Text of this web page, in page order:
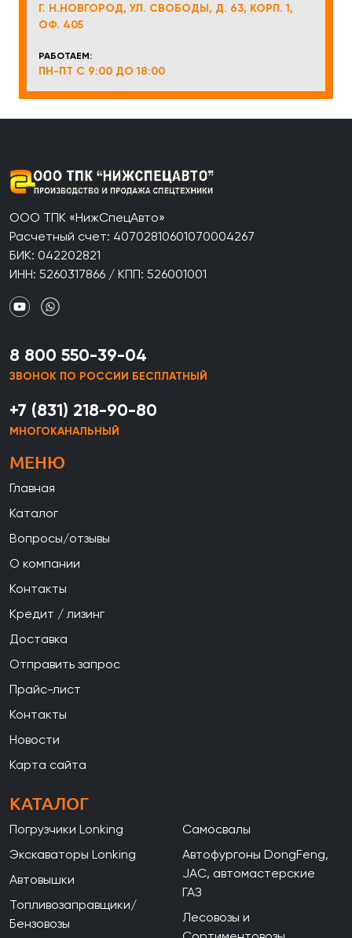
Г. Н.НОВГОРОД, УЛ. СВОБОДЫ, Д. 63, КОРП. 1,
ОФ. 405
РАБОТАЕМ:
ПН-ПТ С 9:00 ДО 18:00
ООО ТПК «НижСпецАвто»
Расчетный счет: 40702810601070004267
БИК: 042202821
ИНН: 5260317866 / КПП: 526001001
8 800 550-39-04
ЗВОНОК ПО РОССИИ БЕСПЛАТНЫЙ
+7 (831) 218-90-80
МНОГОКАНАЛЬНЫЙ
МЕНЮ
Главная
Каталог
Вопросы/отзывы
О компании
Контакты
Кредит / лизинг
Доставка
Отправить запрос
Прайс-лист
Контакты
Новости
Карта сайта
КАТАЛОГ
Погрузчики Lonking
Экскаваторы Lonking
Автовышки
Топливозаправщики/
Бензовозы
Самосвалы
Автофургоны DongFeng,
JAC, автомастерские
ГАЗ
Лесовозы и